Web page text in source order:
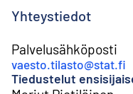
Yhteystiedot
Palvelusähköposti
vaesto.tilasto@stat.fi
Tiedustelut